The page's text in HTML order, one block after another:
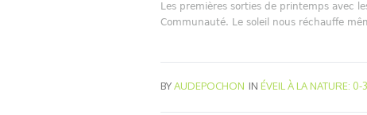
Les premières sorties de printemps avec
Communauté. Le soleil nous réchauffe
BYAUDEPOCHON IN ÉVEIL À LA NATURE: 0-